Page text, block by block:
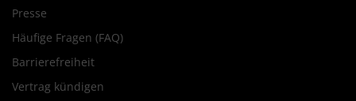
Presse
Häufige Fragen (FAQ)
Barrierefreiheit
Vertrag kündigen